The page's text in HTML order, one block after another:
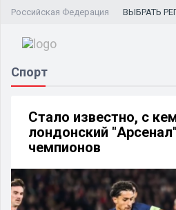
Российская Федерация ВЫБРАТЬ
Спорт
Стало известно, с
лондонский
чемпионов